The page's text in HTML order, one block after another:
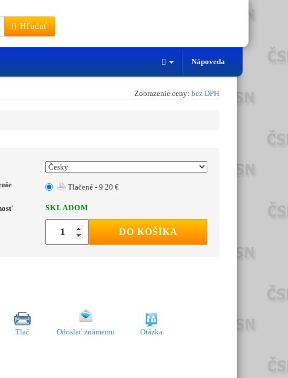
Hľadať
Nápoveda
Zobrazenie ceny: bez DPH
Tlačené - 9.20 €
SKLADOM
DO KOŠÍKA
Tlač Odoslať známemu Otázka